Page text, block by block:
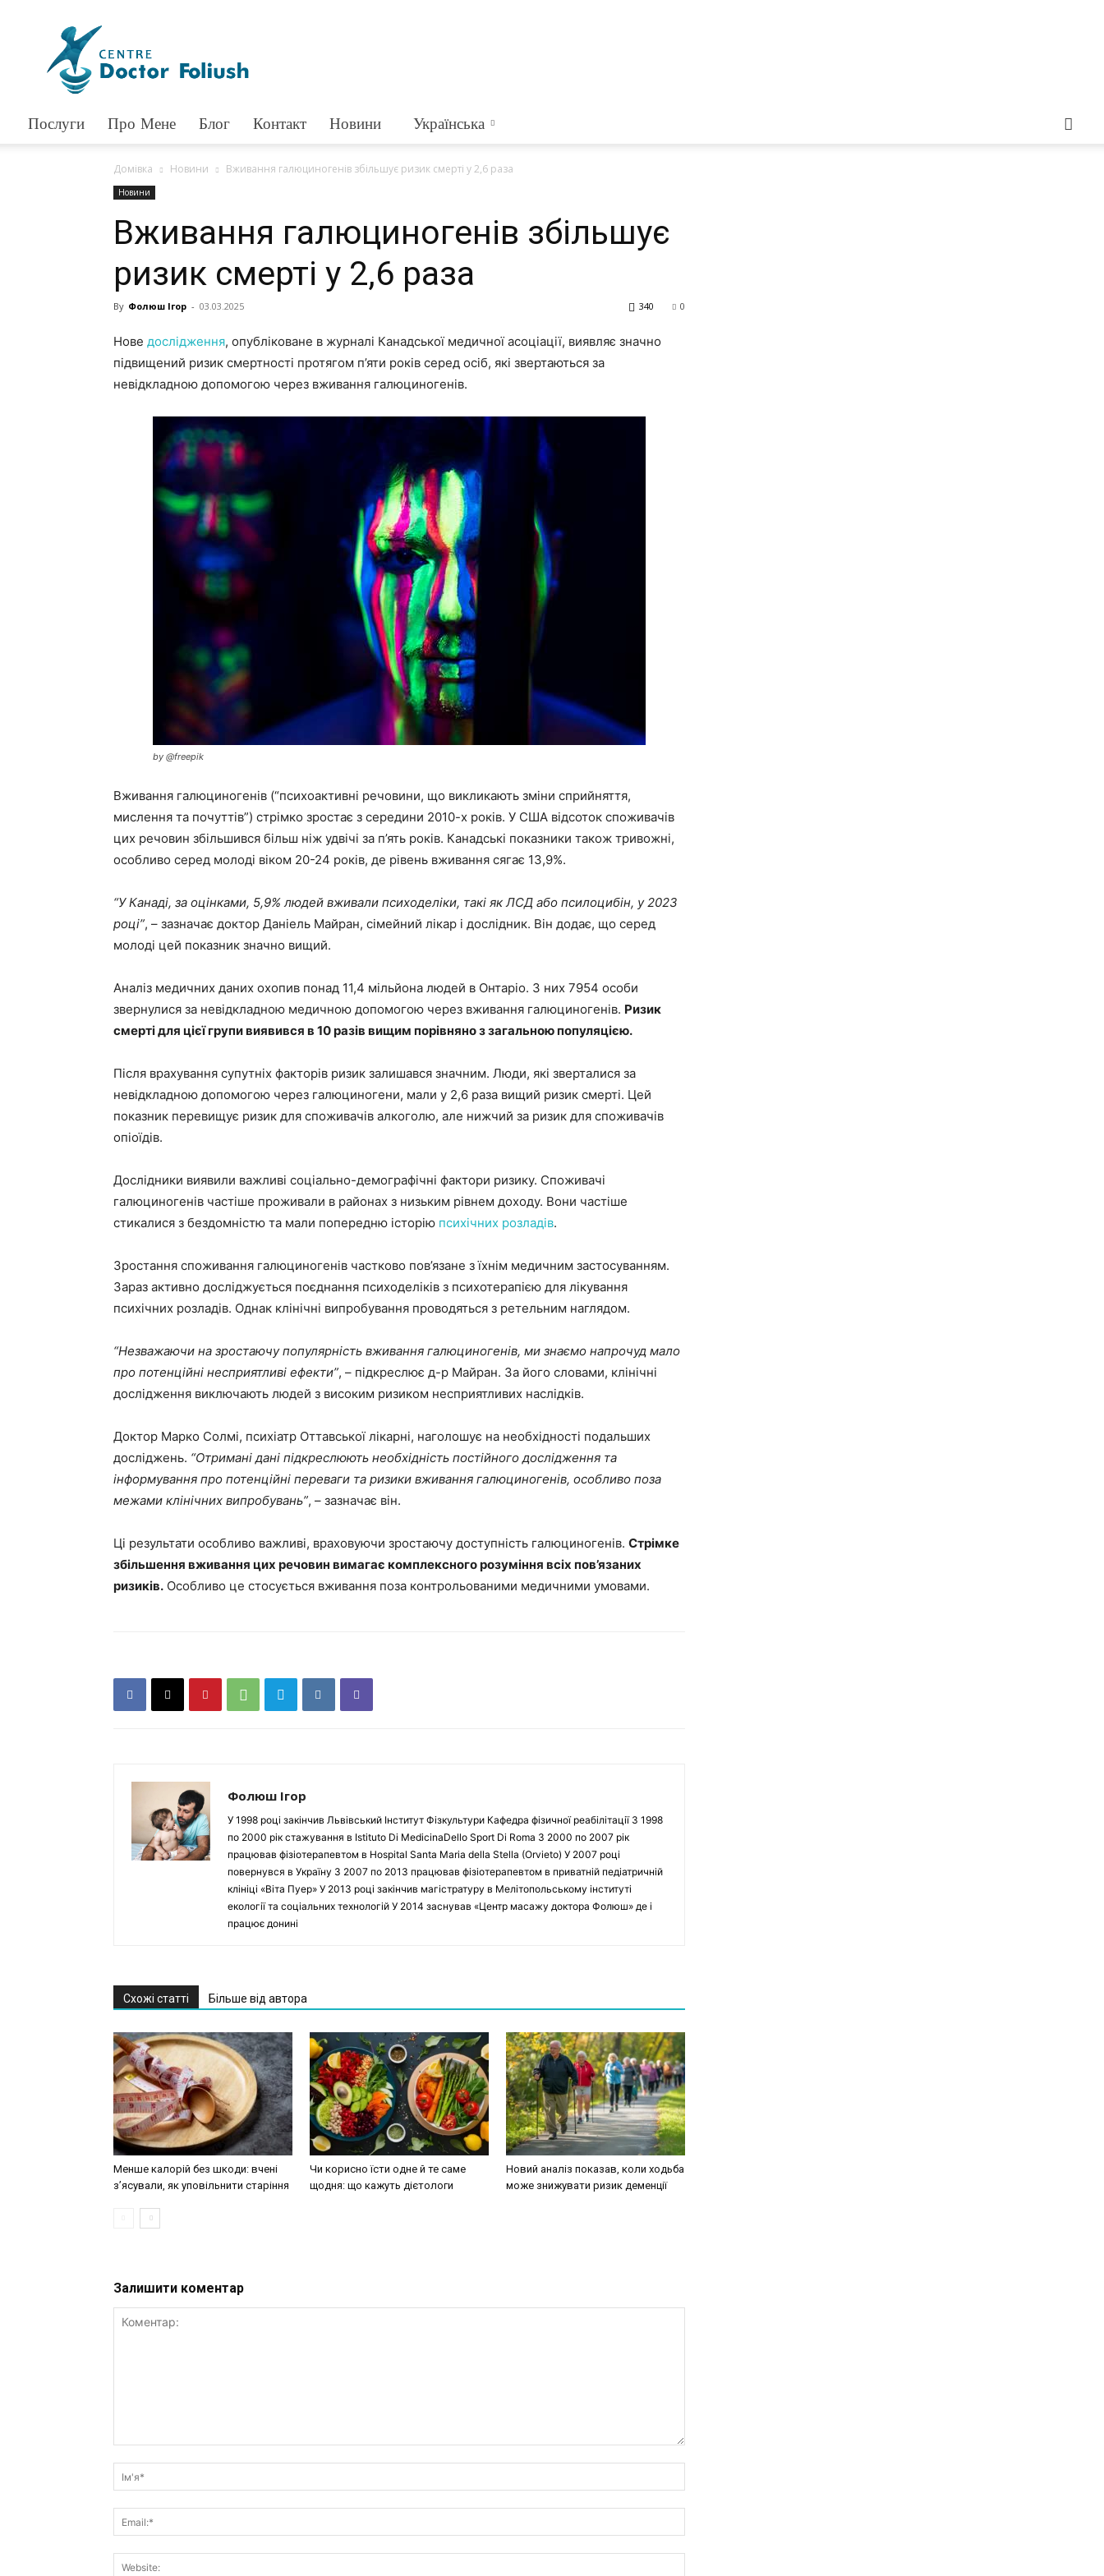
Послуги Про Мене Блог Контакт Новини Українська
Домівка Новини Вживання галюциногенів збільшує ризик смерті у 2,6 раза
Новини
Вживання галюциногенів збільшує
ризик смерті у 2,6 раза
By Фолюш Ігор - 03.03.2025 0
340
Нове дослідження, опубліковане в журналі Канадської медичної асоціації, виявляє значно
підвищений ризик смертності протягом п’яти років серед осіб, які звертаються за
невідкладною допомогою через вживання галюциногенів.
by @freepik
Вживання галюциногенів (“психоактивні речовини, що викликають зміни сприйняття,
мислення та почуттів”) стрімко зростає з середини 2010-х років. У США відсоток споживачів
цих речовин збільшився більш ніж удвічі за п’ять років. Канадські показники також тривожні,
особливо серед молоді віком 20-24 років, де рівень вживання сягає 13,9%.
“У Канаді, за оцінками, 5,9% людей вживали психоделіки, такі як ЛСД або псилоцибін, у 2023
році”, – зазначає доктор Даніель Майран, сімейний лікар і дослідник. Він додає, що серед
молоді цей показник значно вищий.
Аналіз медичних даних охопив понад 11,4 мільйона людей в Онтаріо. З них 7954 особи
звернулися за невідкладною медичною допомогою через вживання галюциногенів. Ризик
смерті для цієї групи виявився в 10 разів вищим порівняно з загальною популяцією.
Після врахування супутніх факторів ризик залишався значним. Люди, які зверталися за
невідкладною допомогою через галюциногени, мали у 2,6 раза вищий ризик смерті. Цей
показник перевищує ризик для споживачів алкоголю, але нижчий за ризик для споживачів
опіоїдів.
Дослідники виявили важливі соціально-демографічні фактори ризику. Споживачі
галюциногенів частіше проживали в районах з низьким рівнем доходу. Вони частіше
стикалися з бездомністю та мали попередню історію психічних розладів.
Зростання споживання галюциногенів частково пов’язане з їхнім медичним застосуванням.
Зараз активно досліджується поєднання психоделіків з психотерапією для лікування
психічних розладів. Однак клінічні випробування проводяться з ретельним наглядом.
“Незважаючи на зростаючу популярність вживання галюциногенів, ми знаємо напрочуд мало
про потенційні несприятливі ефекти”, – підкреслює д-р Майран. За його словами, клінічні
дослідження виключають людей з високим ризиком несприятливих наслідків.
Доктор Марко Солмі, психіатр Оттавської лікарні, наголошує на необхідності подальших
досліджень. “Отримані дані підкреслюють необхідність постійного дослідження та
інформування про потенційні переваги та ризики вживання галюциногенів, особливо поза
межами клінічних випробувань”, – зазначає він.
Ці результати особливо важливі, враховуючи зростаючу доступність галюциногенів. Стрімке
збільшення вживання цих речовин вимагає комплексного розуміння всіх пов’язаних
ризиків. Особливо це стосується вживання поза контрольованими медичними умовами.
Фолюш Ігор
У 1998 році закінчив Львівський Інститут Фізкультури Кафедра фізичної реабілітації З 1998
по 2000 рік стажування в Istituto Di MedicinaDello Sport Di Roma З 2000 по 2007 рік
працював фізіотерапевтом в Hospital Santa Maria della Stella (Orvieto) У 2007 році
повернувся в Україну З 2007 по 2013 працював фізіотерапевтом в приватній педіатричній
клініці «Віта Пуер» У 2013 році закінчив магістратуру в Мелітопольському інституті
екології та соціальних технологій У 2014 заснував «Центр масажу доктора Фолюш» де і
працює донині
Схожі статті Більше від автора
Менше калорій без шкоди: вчені
з’ясували, як уповільнити старіння
Чи корисно їсти одне й те саме
щодня: що кажуть дієтологи
Новий аналіз показав, коли ходьба
може знижувати ризик деменції
Залишити коментар